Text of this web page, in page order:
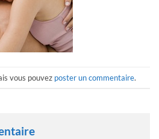
vous pouvez poster un commentaire.